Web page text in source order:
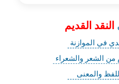
النقد القديم
في الموازنة
من الشعر والشعراء
والمعنى